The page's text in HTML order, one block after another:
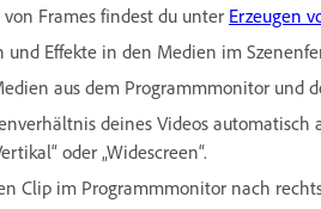
Frames findest du unter Erzeugen
und Effekte in den Medien im
aus dem Programmmonitor und
deines Videos
oder „Widescreen“.
Clip im Programmmonitor nach